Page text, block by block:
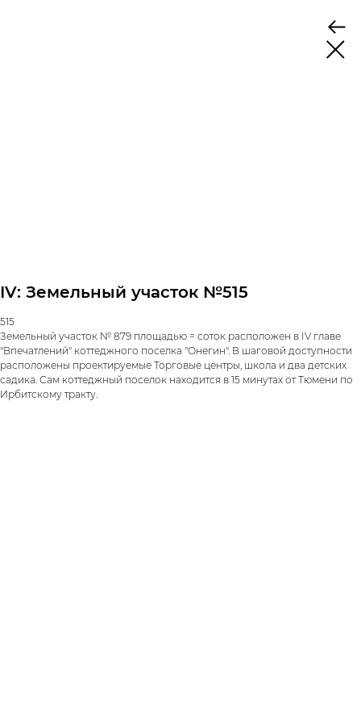
IV: Земельный участок №515
515
Земельный участок № 879 площадью = соток расположен в IV главе
"Впечатлений" коттеджного поселка "Онегин". В шаговой доступности
расположены проектируемые Торговые центры, школа и два детских
садика. Сам коттеджный поселок находится в 15 минутах от Тюмени по
Ирбитскому тракту.